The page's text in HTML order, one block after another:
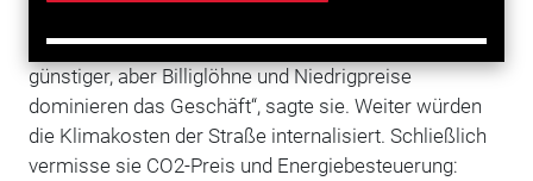
Kombinierte Verkehr wäre heute schon um 30 Prozent
günstiger, aber Billiglöhne und Niedrigpreise
dominieren das Geschäft“, sagte sie. Weiter würden
die Klimakosten der Straße internalisiert. Schließlich
vermisse sie CO2-Preis und Energiebesteuerung: